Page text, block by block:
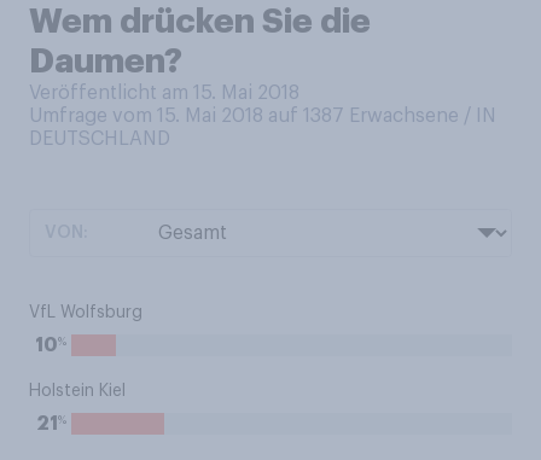
Wem drücken Sie die
Daumen?
Veröffentlicht am 15. Mai 2018
Umfrage vom 15. Mai 2018 auf 1387 Erwachsene / IN
DEUTSCHLAND
VfL Wolfsburg
10%
Holstein Kiel
21 %